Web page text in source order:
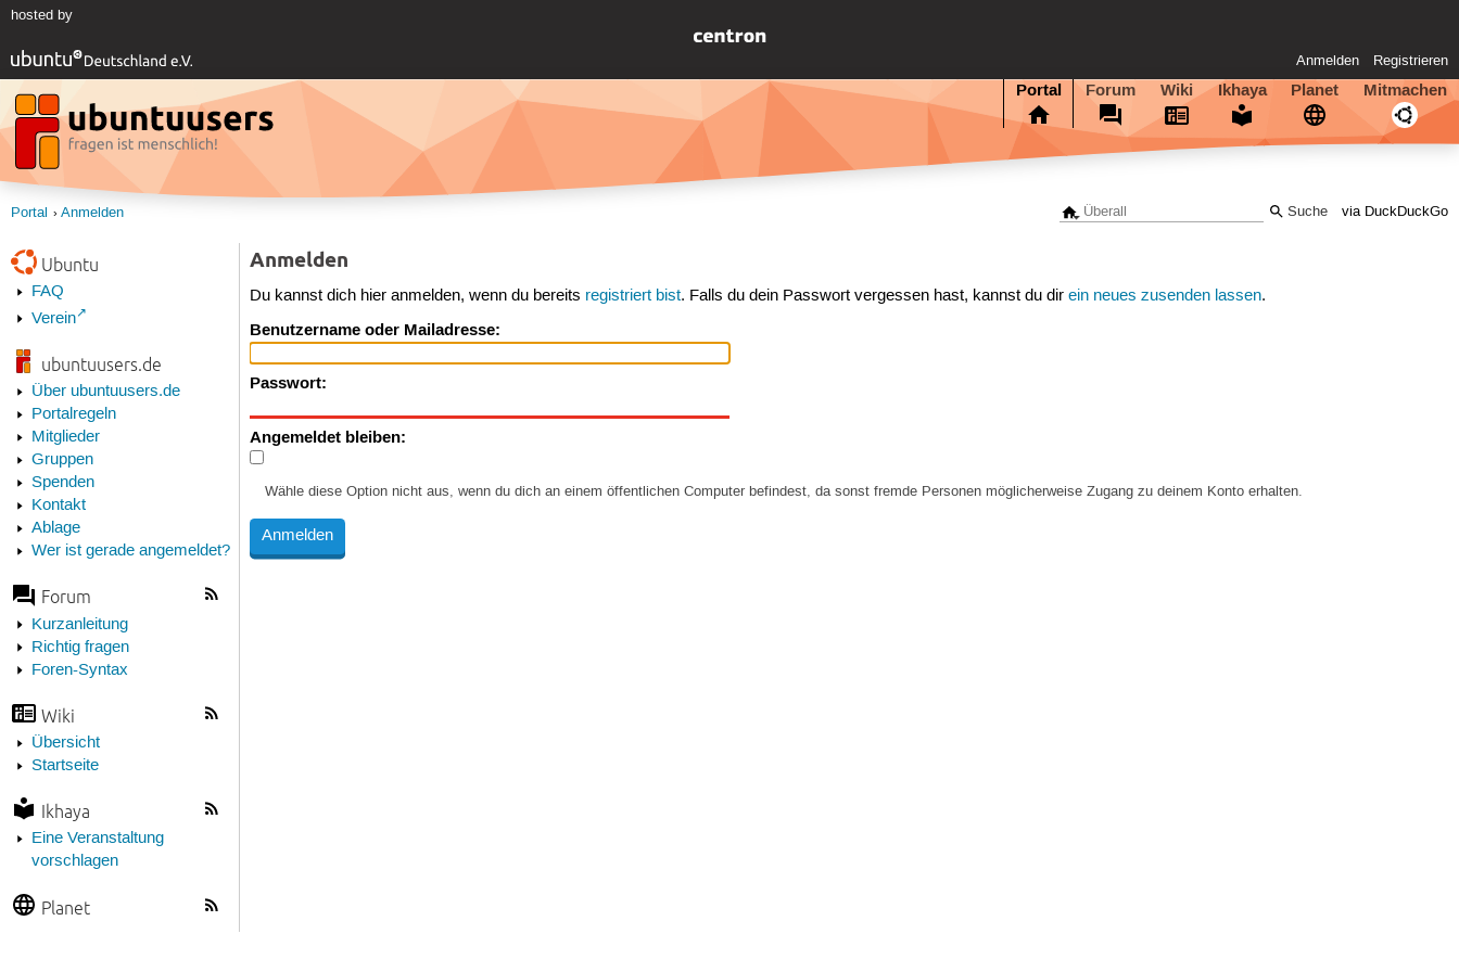
hosted by
Anmelden Registrieren
Portal Forum Wiki Ikhaya Planet Mitmachen
via DuckDuckGo
Portal Anmelden
Ubuntu
FAQ
Verein
ubuntuusers.de
Über ubuntuusers.de
Portalregeln
Mitglieder
Gruppen
Spenden
Kontakt
Ablage
Wer ist gerade angemeldet?
Forum
Kurzanleitung
Richtig fragen
Foren-Syntax
Wiki
Übersicht
Startseite
Ikhaya
Eine Veranstaltung
vorschlagen
Planet
Anmelden
Du kannst dich hier anmelden, wenn du bereits registriert bist. Falls du dein Passwort vergessen hast, kannst du direin neues zusenden lassen.
Benutzername oder Mailadresse:
Passwort:
Angemeldet bleiben:
Wähle diese Option nicht aus, wenn du dich an einem öffentlichen Computer befindest, da sonst fremde Personen möglicherweise Zugang zu deinem Konto erhalten.